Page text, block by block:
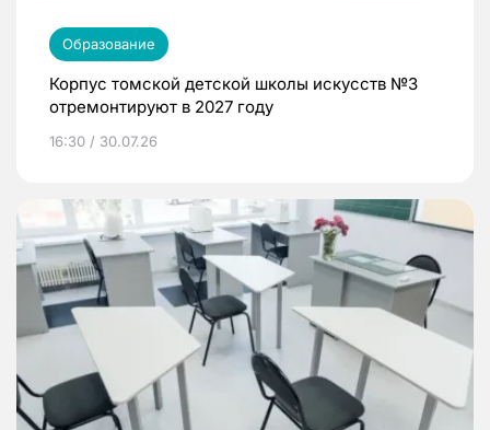
Образование
Корпус томской детской школы искусств №3
отремонтируют в 2027 году
16:30 / 30.07.26